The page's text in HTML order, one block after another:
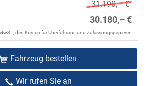
31.190,– €
30.180,– €
den Kosten für Überführung und Zulassungspapieren
Fahrzeug bestellen
Wir rufen Sie an